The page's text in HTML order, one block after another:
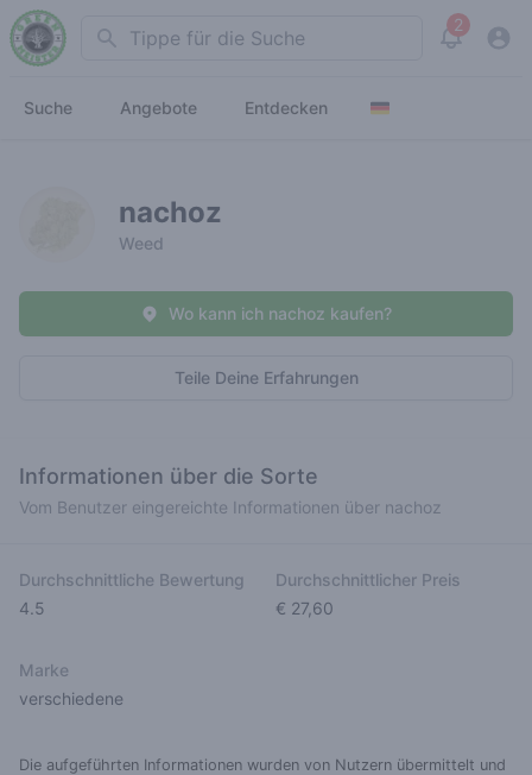
Search 2
View
Suche Angebote Entdecken
nachoz
Weed
Teile Deine Erfahrungen
Wo kann ich nachoz kaufen?
Informationen über die Sorte
Vom Benutzer eingereichte Informationen über nachoz
Durchschnittliche Bewertung
4.5
Durchschnittlicher Preis
€ 27,60
Marke
verschiedene
Die aufgeführten Informationen wurden von Nutzern übermittelt und